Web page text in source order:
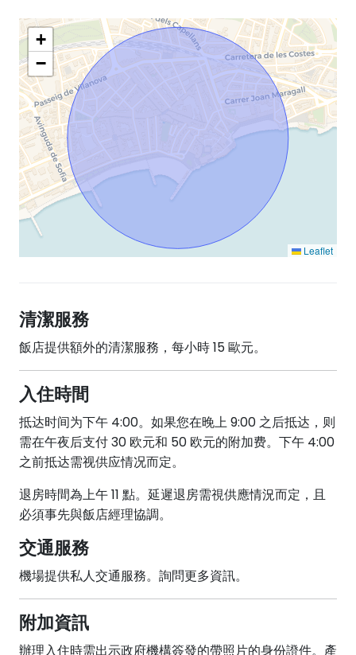
+
−
Leaflet
清潔服務
飯店提供額外的清潔服務，每小時 15 歐元。
入住時間
抵达时间为下午 4:00。如果您在晚上 9:00 之后抵达，则
需在午夜后支付 30 欧元和 50 欧元的附加费。下午 4:00
之前抵达需视供应情况而定。
退房時間為上午 11 點。延遲退房需視供應情況而定，且
必須事先與飯店經理協調。
交通服務
機場提供私人交通服務。詢問更多資訊。
附加資訊
辦理入住時需出示政府機構簽發的帶照片的身份證件。產